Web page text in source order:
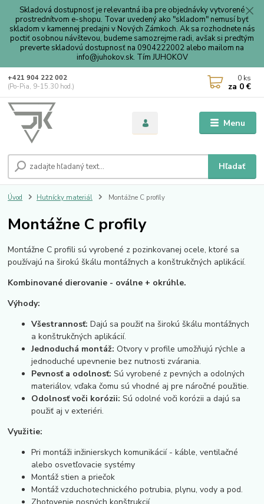
Skladová dostupnosť je relevantná iba pre objednávky vytvorené
prostrednítvom e-shopu. Tovar uvedený ako "skladom" nemusí byť
skladom v kamennej predajni v Nových Zámkoch. Ak sa rozhodnete nás
poctiť osobnou návštevou, budeme samozrejme radi, avšak si predtým
preverte skladovú dostupnosť na 0904222002 alebo mailom na
info@juhokov.sk. Tím JUHOKOV
Menu
Hľadať
+421 904 222 002
(Po-Pia, 9-15.30 hod.)
0 ks
za 0 €
Úvod Hutnícky materiál Montážne C profily
Montážne C profily
Montážne C profili sú vyrobené z pozinkovanej ocele, ktoré sa
používajú na širokú škálu montážnych a konštrukčných aplikácií.
Kombinované dierovanie - oválne + okrúhle.
Výhody:
Všestrannosť: Dajú sa použiť na širokú škálu montážnych
a konštrukčných aplikácií.
Jednoduchá montáž: Otvory v profile umožňujú rýchle a
jednoduché upevnenie bez nutnosti zvárania.
Pevnosť a odolnosť: Sú vyrobené z pevných a odolných
materiálov, vďaka čomu sú vhodné aj pre náročné použitie.
Odolnosť voči korózii: Sú odolné voči korózii a dajú sa
použiť aj v exteriéri.
Využitie:
Pri montáži inžinierskych komunikácií - káble, ventilačné
alebo osvetľovacie systémy
Montáž stien a priečok
Montáž vzduchotechnického potrubia, plynu, vody a pod.